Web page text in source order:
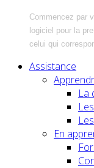
Commencez par
logiciel pour la
celui qui
Assistance
La
En